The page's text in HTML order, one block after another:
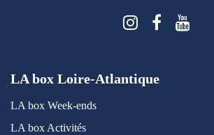
Suivez-
LA box Loire-Atlantique
LA box Week-ends
LA box Activités